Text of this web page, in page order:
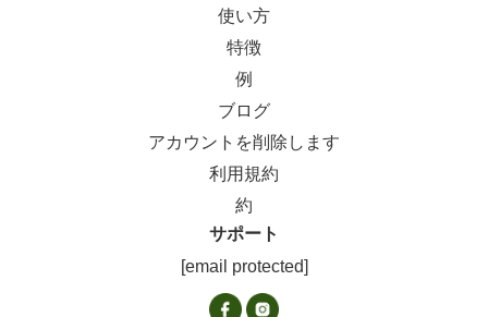
使い方
特徴
例
ブログ
アカウントを削除します
利用規約
約
サポート
[email protected]